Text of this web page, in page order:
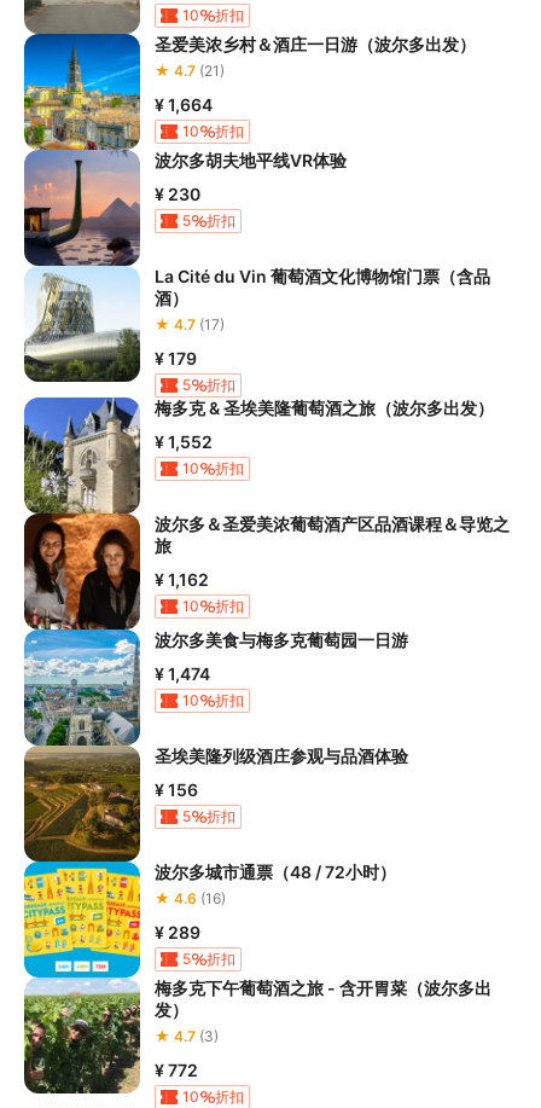
10 折扣
圣爱美浓乡村＆酒庄一日游（波尔多出发）
★ 4.7 (21)
¥ 1,664
10 折扣
波尔多胡夫地平线VR体验
¥ 230
5 折扣
La Cité du Vin 葡萄酒文化博物馆门票（含品
酒）
★ 4.7 (17)
¥ 179
5 折扣
梅多克 & 圣埃美隆葡萄酒之旅（波尔多出发）
¥ 1,552
10 折扣
波尔多＆圣爱美浓葡萄酒产区品酒课程＆导览之
旅
¥ 1,162
10 折扣
波尔多美食与梅多克葡萄园一日游
¥ 1,474
10 折扣
圣埃美隆列级酒庄参观与品酒体验
¥ 156
5 折扣
波尔多城市通票（48 / 72小时）
★ 4.6 (16)
¥ 289
5 折扣
梅多克下午葡萄酒之旅 - 含开胃菜（波尔多出
发）
★ 4.7 (3)
¥ 772
10 折扣